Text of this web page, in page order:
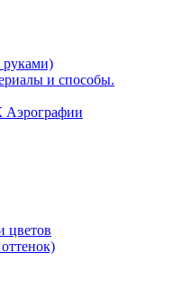
руками)
и способы.
Аэрографии
цветов